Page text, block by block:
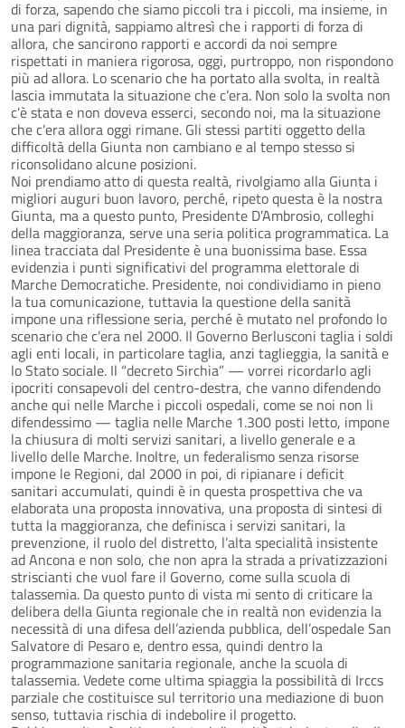
di forza, sapendo che siamo piccoli tra i piccoli, ma insieme, in
una pari dignità, sappiamo altresì che i rapporti di forza di
allora, che sancirono rapporti e accordi da noi sempre
rispettati in maniera rigorosa, oggi, purtroppo, non rispondono
più ad allora. Lo scenario che ha portato alla svolta, in realtà
lascia immutata la situazione che c’era. Non solo la svolta non
c’è stata e non doveva esserci, secondo noi, ma la situazione
che c’era allora oggi rimane. Gli stessi partiti oggetto della
difficoltà della Giunta non cambiano e al tempo stesso si
riconsolidano alcune posizioni.
Noi prendiamo atto di questa realtà, rivolgiamo alla Giunta i
migliori auguri buon lavoro, perché, ripeto questa è la nostra
Giunta, ma a questo punto, Presidente D’Ambrosio, colleghi
della maggioranza, serve una seria politica programmatica. La
linea tracciata dal Presidente è una buonissima base. Essa
evidenzia i punti significativi del programma elettorale di
Marche Democratiche. Presidente, noi condividiamo in pieno
la tua comunicazione, tuttavia la questione della sanità
impone una riflessione seria, perché è mutato nel profondo lo
scenario che c’era nel 2000. Il Governo Berlusconi taglia i soldi
agli enti locali, in particolare taglia, anzi taglieggia, la sanità e
lo Stato sociale. Il “decreto Sirchia” — vorrei ricordarlo agli
ipocriti consapevoli del centro-destra, che vanno difendendo
anche qui nelle Marche i piccoli ospedali, come se noi non li
difendessimo — taglia nelle Marche 1.300 posti letto, impone
la chiusura di molti servizi sanitari, a livello generale e a
livello delle Marche. Inoltre, un federalismo senza risorse
impone le Regioni, dal 2000 in poi, di ripianare i deficit
sanitari accumulati, quindi è in questa prospettiva che va
elaborata una proposta innovativa, una proposta di sintesi di
tutta la maggioranza, che definisca i servizi sanitari, la
prevenzione, il ruolo del distretto, l’alta specialità insistente
ad Ancona e non solo, che non apra la strada a privatizzazioni
striscianti che vuol fare il Governo, come sulla scuola di
talassemia. Da questo punto di vista mi sento di criticare la
delibera della Giunta regionale che in realtà non evidenzia la
necessità di una difesa dell’azienda pubblica, dell’ospedale San
Salvatore di Pesaro e, dentro essa, quindi dentro la
programmazione sanitaria regionale, anche la scuola di
talassemia. Vedete come ultima spiaggia la possibilità di Irccs
parziale che costituisce sul territorio una mediazione di buon
senso, tuttavia rischia di indebolire il progetto.